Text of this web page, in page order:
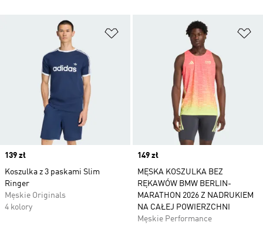
Dodaj do listy życzeń
Price
139 zł
Koszulka z 3 paskami Slim
Ringer
Męskie Originals
4 kolory
Price
149 zł
MĘSKA KOSZULKA BEZ
RĘKAWÓW BMW BERLIN-
MARATHON 2026 Z NADRUKIEM
NA CAŁEJ POWIERZCHNI
Męskie Performance